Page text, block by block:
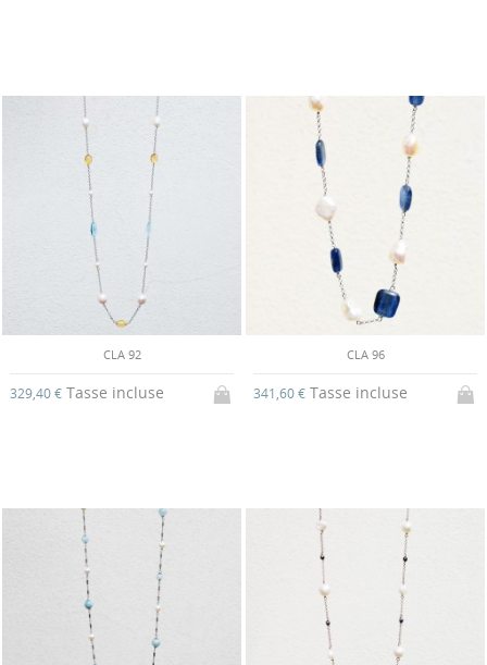
CLA 92
329,40 € Tasse incluse
CLA 96
341,60 € Tasse incluse